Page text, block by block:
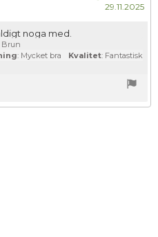
29.11.2025
noga med.
Brun
: Mycket bra Kvalitet: Fantastisk